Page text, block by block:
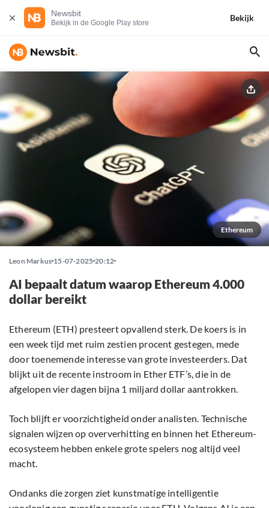
Newsbit
Bekijk in de Google Play store
Bekijk
Ethereum
Leon Markus 15-07-2025 20:12
AI bepaalt datum waarop Ethereum 4.000
dollar bereikt
Ethereum (ETH) presteert opvallend sterk. De koers is in
een week tijd met ruim zestien procent gestegen, mede
door toenemende interesse van grote investeerders. Dat
blijkt uit de recente instroom in Ether ETF’s, die in de
afgelopen vier dagen bijna 1 miljard dollar aantrokken.
Toch blijft er voorzichtigheid onder analisten. Technische
signalen wijzen op oververhitting en binnen het Ethereum-
ecosysteem hebben enkele grote spelers nog altijd veel
macht.
Ondanks die zorgen ziet kunstmatige intelligentie